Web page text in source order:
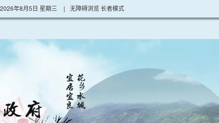
2026年8月5日 星期三 | 无障碍浏览长者模式